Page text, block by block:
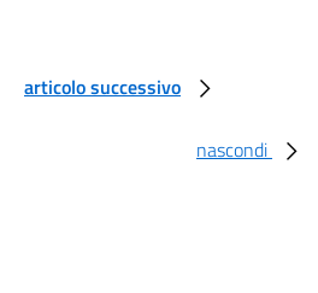
articolo successivo
nascondi